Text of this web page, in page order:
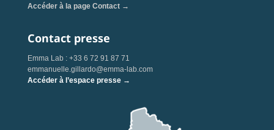
Accéder à la page Contact →
Contact presse
Emma Lab : +33 6 72 91 87 71
emmanuelle.gillardo@emma-lab.com
Accéder à l’espace presse →